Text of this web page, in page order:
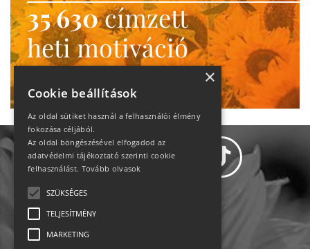
35 630címzett
heti motiváció
Ne maradj le!
×
Cookie beállítások
Az oldal sütiket használ a felhasználói élmény
fokozása céljából.
Az oldal böngészésével elfogadod az
adatvédelmi tájékoztató szerinti cookie
felhasználást. Tovább olvasok
SZÜKSÉGES
TELJESÍTMÉNY
MARKETING